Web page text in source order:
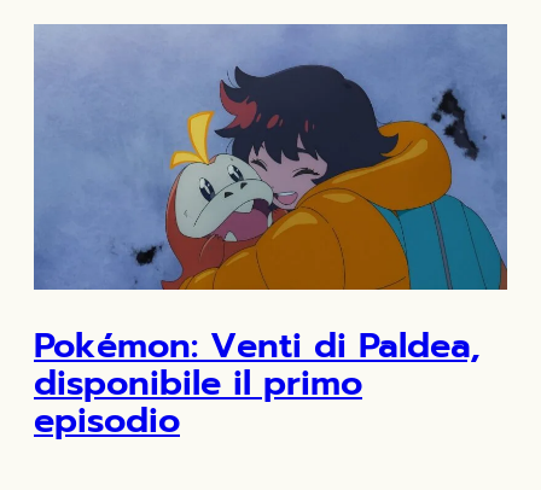
Pokémon: Venti di Paldea,
disponibile il primo
episodio